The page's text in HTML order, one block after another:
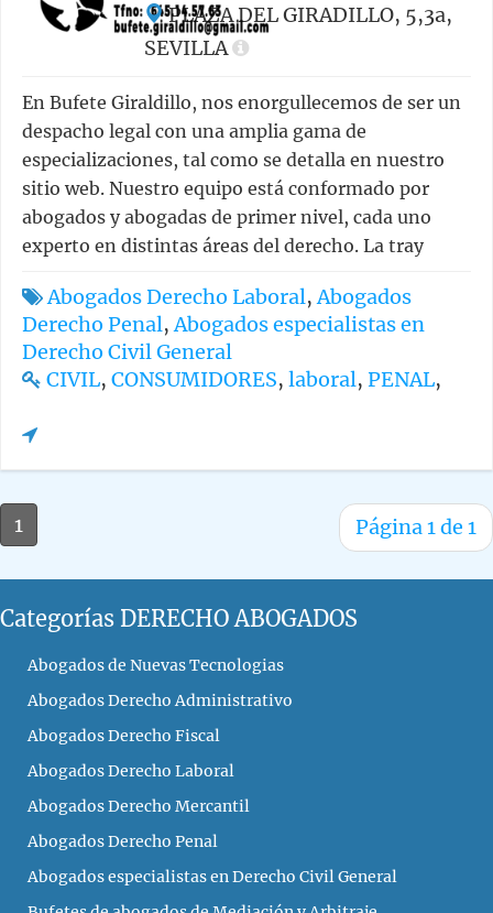
PLAZA DEL GIRADILLO, 5,3a,
SEVILLA
En Bufete Giraldillo, nos enorgullecemos de ser un
despacho legal con una amplia gama de
especializaciones, tal como se detalla en nuestro
sitio web. Nuestro equipo está conformado por
abogados y abogadas de primer nivel, cada uno
experto en distintas áreas del derecho. La tray
Abogados Derecho Laboral,Abogados
Derecho Penal,Abogados especialistas en
Derecho Civil General
CIVIL, CONSUMIDORES, laboral, PENAL,
1 Página 1 de 1
Categorías DERECHO ABOGADOS
Abogados de Nuevas Tecnologias
Abogados Derecho Administrativo
Abogados Derecho Fiscal
Abogados Derecho Laboral
Abogados Derecho Mercantil
Abogados Derecho Penal
Abogados especialistas en Derecho Civil General